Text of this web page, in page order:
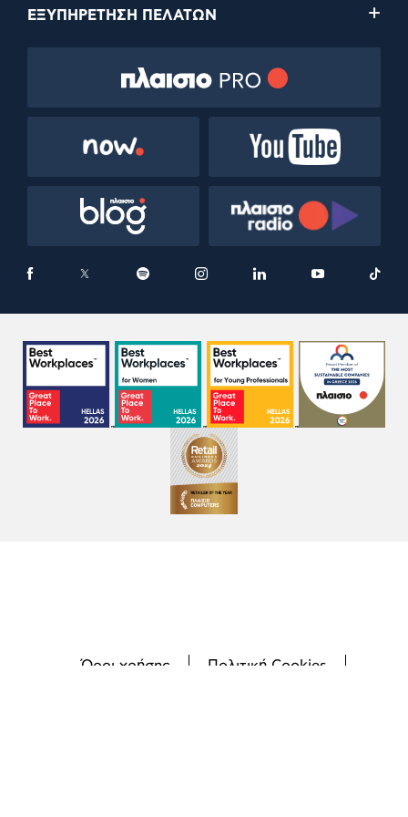
ΕΞΥΠΗΡΕΤΗΣΗ ΠΕΛΑΤΩΝ
Όροι χρήσης
Πολιτική Cookies